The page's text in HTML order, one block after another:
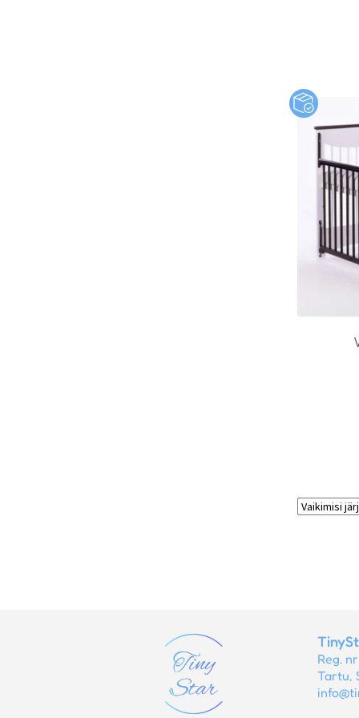
Reg.
Tartu,